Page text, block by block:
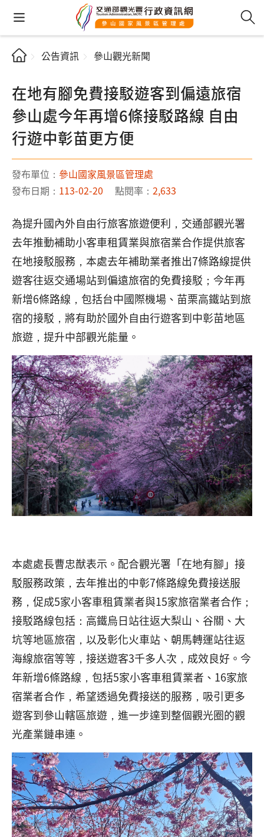
公告資訊 參山觀光新聞
在地有腳免費接駁遊客到偏遠旅宿
參山處今年再增6條接駁路線 自由
行遊中彰苗更方便
發布單位： 參山國家風景區管理處
發布日期： 113-02-20 點閱率： 2,633
為提升國內外自由行旅客旅遊便利，交通部觀光署
去年推動補助小客車租賃業與旅宿業合作提供旅客
在地接駁服務，本處去年補助業者推出7條路線提供
遊客往返交通場站到偏遠旅宿的免費接駁；今年再
新增6條路線，包括台中國際機場、苗栗高鐵站到旅
宿的接駁，將有助於國外自由行遊客到中彰苗地區
旅遊，提升中部觀光能量。
本處處長曹忠猷表示。配合觀光署「在地有腳」接
駁服務政策，去年推出的中彰7條路線免費接送服
務，促成5家小客車租賃業者與15家旅宿業者合作；
接駁路線包括：高鐵烏日站往返大梨山、谷關、大
坑等地區旅宿，以及彰化火車站、朝馬轉運站往返
海線旅宿等等，接送遊客3千多人次，成效良好。今
年新增6條路線，包括5家小客車租賃業者、16家旅
宿業者合作，希望透過免費接送的服務，吸引更多
遊客到參山轄區旅遊，進一步達到整個觀光圈的觀
光產業鏈串連。